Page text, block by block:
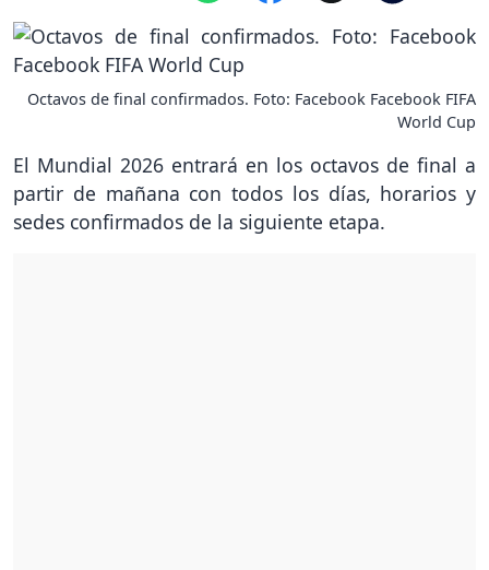
Octavos de final confirmados. Foto: Facebook Facebook FIFA
World Cup
El Mundial 2026 entrará en los octavos de final a
partir de mañana con todos los días, horarios y
sedes confirmados de la siguiente etapa.